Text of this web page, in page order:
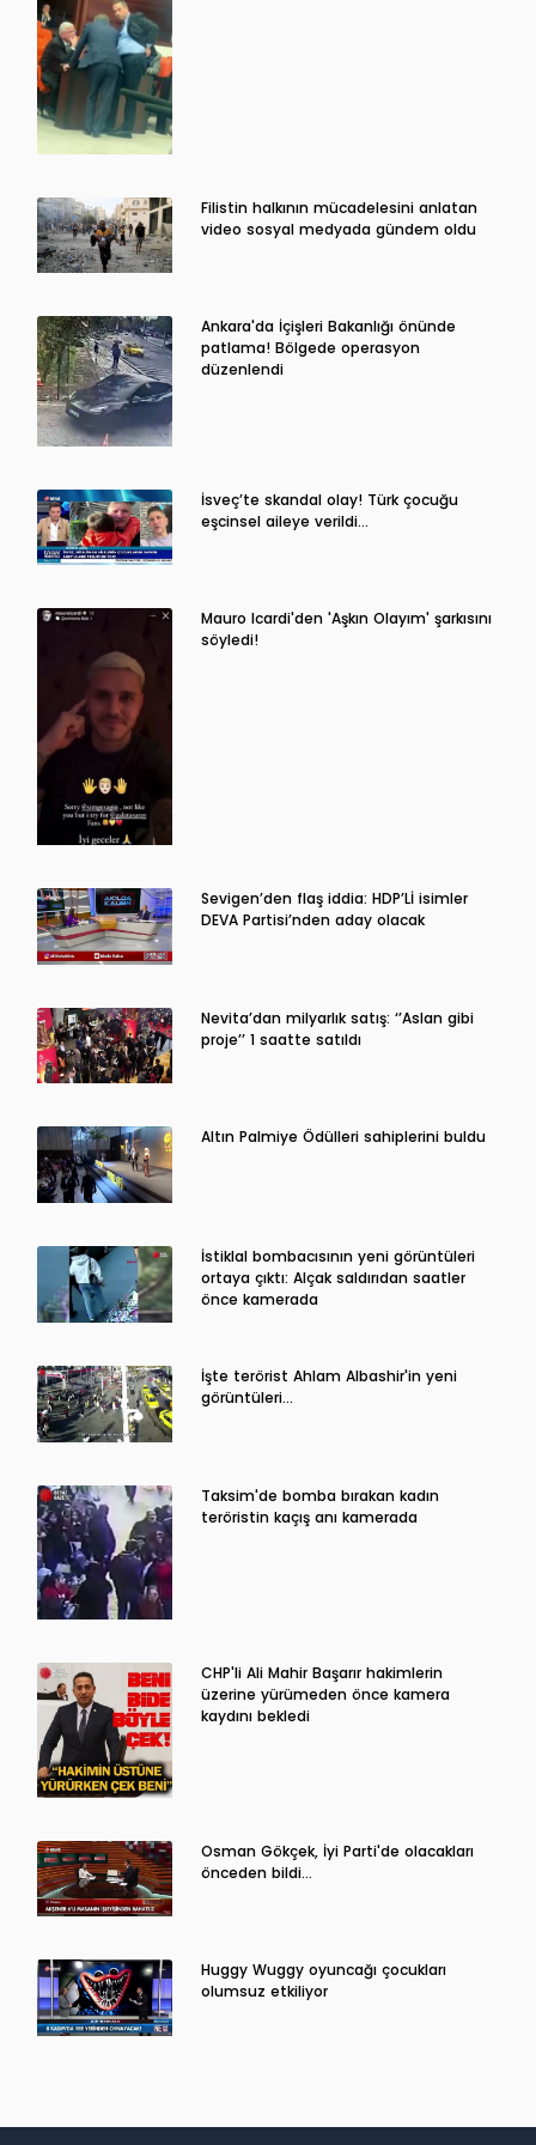
Filistin halkının mücadelesini anlatan
video sosyal medyada gündem oldu
Ankara'da İçişleri Bakanlığı önünde
patlama! Bölgede operasyon
düzenlendi
İsveç’te skandal olay! Türk çocuğu
eşcinsel aileye verildi…
Mauro Icardi'den 'Aşkın Olayım' şarkısını
söyledi!
Sevigen’den flaş iddia: HDP’Lİ isimler
DEVA Partisi’nden aday olacak
Nevita’dan milyarlık satış: ‘’Aslan gibi
proje’’ 1 saatte satıldı
Altın Palmiye Ödülleri sahiplerini buldu
İstiklal bombacısının yeni görüntüleri
ortaya çıktı: Alçak saldırıdan saatler
önce kamerada
İşte terörist Ahlam Albashir'in yeni
görüntüleri…
Taksim'de bomba bırakan kadın
teröristin kaçış anı kamerada
CHP'li Ali Mahir Başarır hakimlerin
üzerine yürümeden önce kamera
kaydını bekledi
Osman Gökçek, İyi Parti'de olacakları
önceden bildi...
Huggy Wuggy oyuncağı çocukları
olumsuz etkiliyor